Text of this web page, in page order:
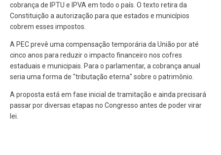
cobrança de IPTU e IPVA em todo o país. O texto retira da
Constituição a autorização para que estados e municípios
cobrem esses impostos.
A PEC prevê uma compensação temporária da União por até
cinco anos para reduzir o impacto financeiro nos cofres
estaduais e municipais. Para o parlamentar, a cobrança anual
seria uma forma de "tributação eterna" sobre o patrimônio.
A proposta está em fase inicial de tramitação e ainda precisará
passar por diversas etapas no Congresso antes de poder virar
lei.